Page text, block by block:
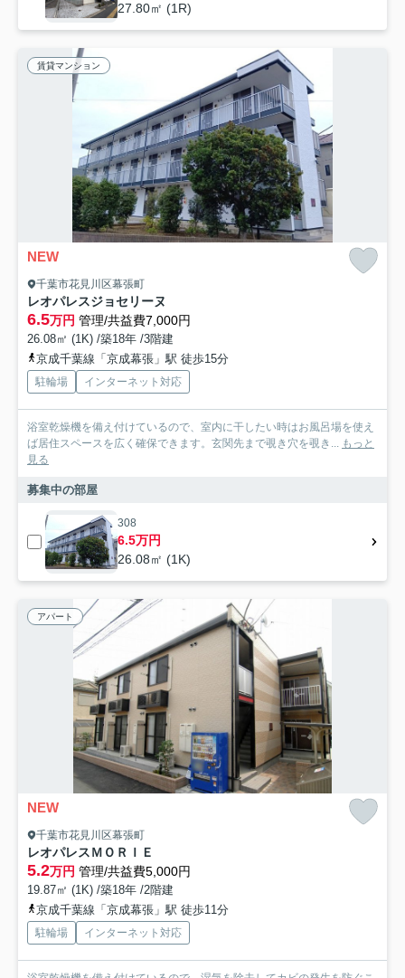
27.80㎡ (1R)
賃貸マンション
NEW
千葉市花見川区幕張町
レオパレスジョセリーヌ
6.5万円 管理/共益費7,000円
26.08㎡ (1K) /築18年 /3階建
京成千葉線「京成幕張」駅 徒歩15分
駐輪場 インターネット対応
浴室乾燥機を備え付けているので、室内に干したい時はお風呂場を使え
ば居住スペースを広く確保できます。玄関先まで覗き穴を覗き... もっと
見る
募集中の部屋
308
6.5万円
26.08㎡ (1K)
アパート
NEW
千葉市花見川区幕張町
レオパレスＭＯＲＩＥ
5.2万円 管理/共益費5,000円
19.87㎡ (1K) /築18年 /2階建
京成千葉線「京成幕張」駅 徒歩11分
駐輪場 インターネット対応